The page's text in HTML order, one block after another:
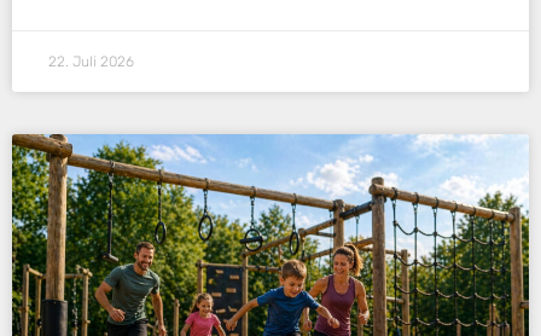
22. Juli 2026